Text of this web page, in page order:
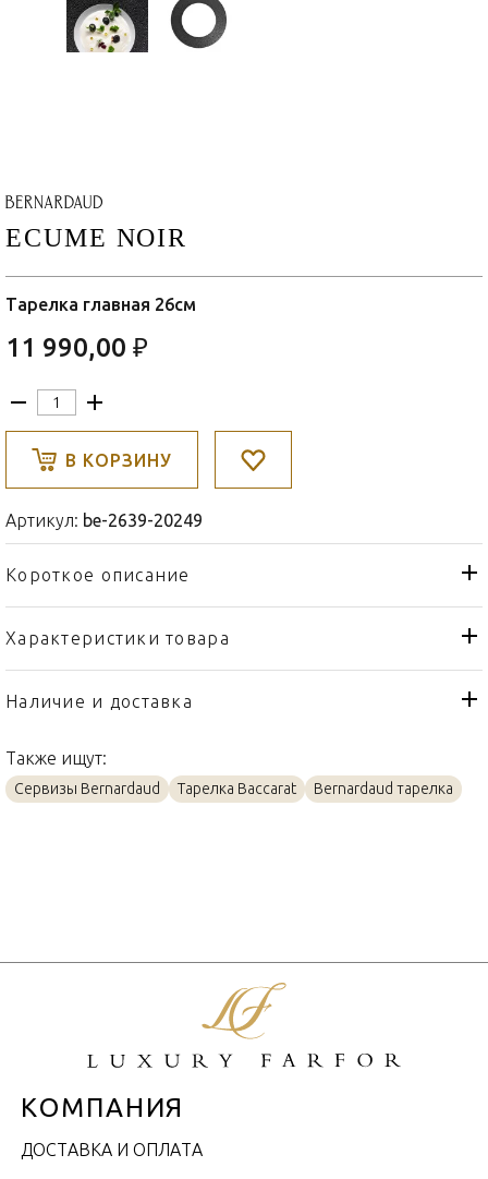
ECUME NOIR
Тарелка главная 26см
11 990,00 ₽
В КОРЗИНУ
Артикул: be-2639-20249
Короткое описание
Характеристики товара
Тип товара
Тарелка
Бренд
Страна производителя
Материал
Фарфор
Наличие и доставка
Также ищут:
Сервизы Bernardaud Тарелка Baccarat Bernardaud тарелка
КОМПАНИЯ
ДОСТАВКА И ОПЛАТА